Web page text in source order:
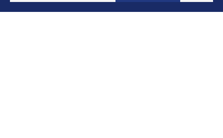
nach: